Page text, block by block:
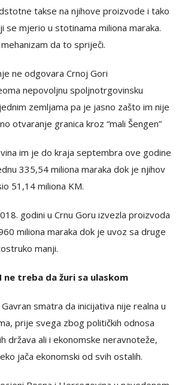
takse na njihove proizvode i tako
se mjerio u stotinama miliona maraka.
mehanizam da to spriječi.
ne odgovara Crnoj Gori
nepovoljnu spoljnotrgovinsku
zemljama pa je jasno zašto im nije
otvaranje granica kroz “mali Šengen”
im je do kraja septembra ove godine
335,54 miliona maraka dok je njihov
51,14 miliona KM.
godini u Crnu Goru izvezla proizvoda
miliona maraka dok je uvoz sa druge
manji.
ne treba da žuri sa ulaskom
smatra da inicijativa nije realna u
prije svega zbog političkih odnosa
država ali i ekonomske neravnoteže,
jača ekonomski od svih ostalih.